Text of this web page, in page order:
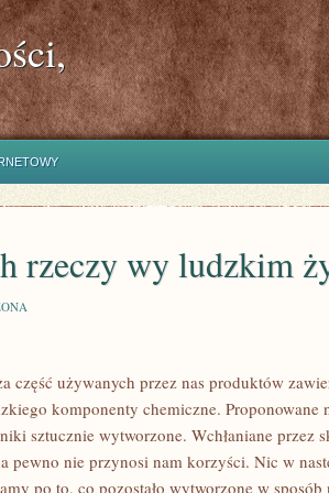
rzeczy wy ludzkim
część używanych przez nas produktów
komponenty chemiczne. Proponowane
sztucznie wytworzone. Wchłaniane przez
pewno nie przynosi nam korzyści. Nic w
po to, co pozostało wytworzone w sposób